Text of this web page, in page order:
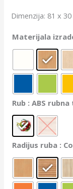
Dimenzija: 81 x
Materijala
Rub : ABS
Radijus ruba :